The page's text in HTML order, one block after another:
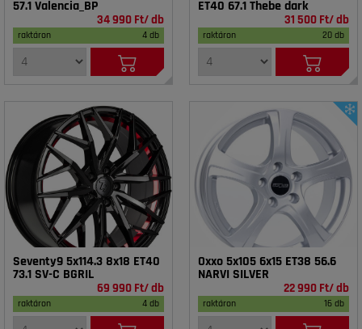
57.1 Valencia_BP
34 990 Ft/ db
raktáron 4 db
ET40 67.1 Thebe dark
31 500 Ft/ db
raktáron 20 db
Seventy9 5x114.3 8x18 ET40
73.1 SV-C BGRIL
69 990 Ft/ db
raktáron 4 db
Oxxo 5x105 6x15 ET38 56.6
NARVI SILVER
22 990 Ft/ db
raktáron 16 db